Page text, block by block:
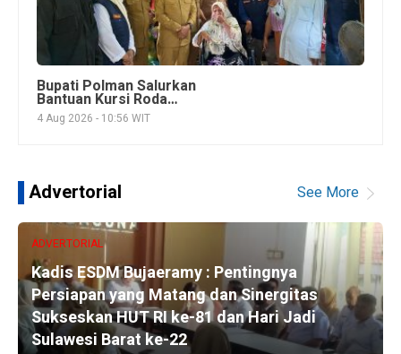
Bupati Polman Salurkan
Bantuan Kursi Roda
bagi Lansia, Anak, dan
Penyandang Disabilitas
4 Aug 2026 - 10:56 WIT
Advertorial See More
ADVERTORIAL
Kadis ESDM Bujaeramy : Pentingnya
Persiapan yang Matang dan Sinergitas
Sukseskan HUT RI ke-81 dan Hari Jadi
Sulawesi Barat ke-22